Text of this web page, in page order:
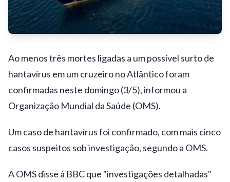
Ao menos três mortes ligadas a um possível surto de
hantavírus em um cruzeiro no Atlântico foram
confirmadas neste domingo (3/5), informou a
Organização Mundial da Saúde (OMS).
Um caso de hantavírus foi confirmado, com mais cinco
casos suspeitos sob investigação, segundo a OMS.
A OMS disse à BBC que "investigações detalhadas"